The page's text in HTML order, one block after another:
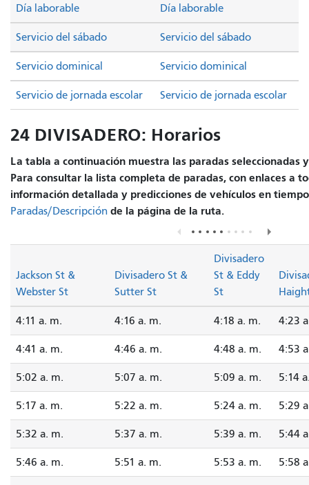
Servicio del sábado Servicio del sábado
Servicio dominical Servicio dominical
Día laborable Día laborable
Servicio de jornada escolar Servicio de jornada escolar
24 DIVISADERO: Horarios
La tabla a continuación muestra las paradas seleccionadas
Para consultar la lista completa de paradas, con enlaces a
información detallada y predicciones de vehículos en
Paradas/Descripción de la página de la ruta.
Jackson St &
Webster St
Divisadero St &
Sutter St
Divisadero
St & Eddy
St
4:11 a. m. 4:16 a. m. 4:18 a. m. 4:23
4:41 a. m. 4:46 a. m. 4:48 a. m. 4:53
5:02 a. m. 5:07 a. m. 5:09 a. m. 5:14
5:17 a. m. 5:22 a. m. 5:24 a. m. 5:29
5:32 a. m. 5:37 a. m. 5:39 a. m. 5:44
5:46 a. m. 5:51 a. m. 5:53 a. m. 5:58